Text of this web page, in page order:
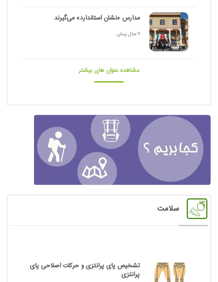
مدارس «نشان استاندارد» می‌گیرند
9 سال پیش
مشاهده عنوان های بیشتر
سلامت
تشخیص پای پرانتزی و حرکات اصلاحی پای
پرانتزی